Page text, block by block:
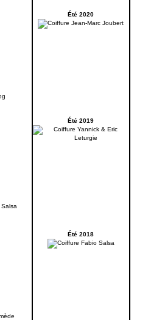
Été 2020
Été 2019
Été 2018